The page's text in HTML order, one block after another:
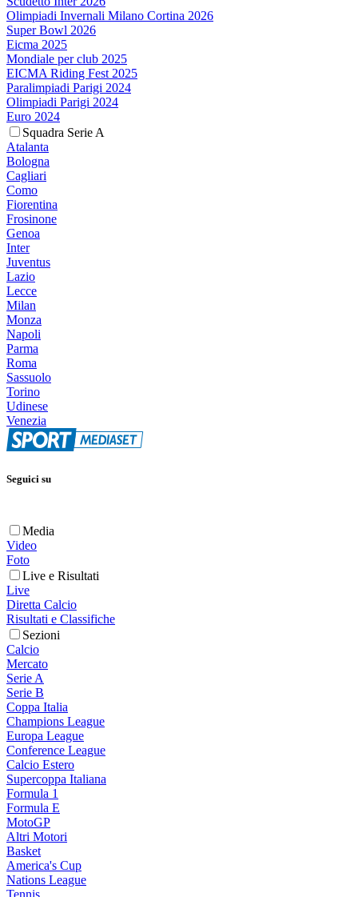
Olimpiadi Invernali Milano Cortina 2026
Super Bowl 2026
Eicma 2025
Mondiale per club 2025
EICMA Riding Fest 2025
Paralimpiadi Parigi 2024
Olimpiadi Parigi 2024
Euro 2024
Squadra Serie A
Atalanta
Bologna
Cagliari
Como
Fiorentina
Frosinone
Genoa
Inter
Juventus
Lazio
Lecce
Milan
Monza
Napoli
Parma
Roma
Sassuolo
Torino
Udinese
Venezia
Seguici su
Media
Video
Foto
Live e Risultati
Live
Diretta Calcio
Risultati e Classifiche
Sezioni
Calcio
Mercato
Serie A
Serie B
Coppa Italia
Champions League
Europa League
Conference League
Calcio Estero
Supercoppa Italiana
Formula 1
Formula E
MotoGP
Altri Motori
Basket
America's Cup
Nations League
Tennis